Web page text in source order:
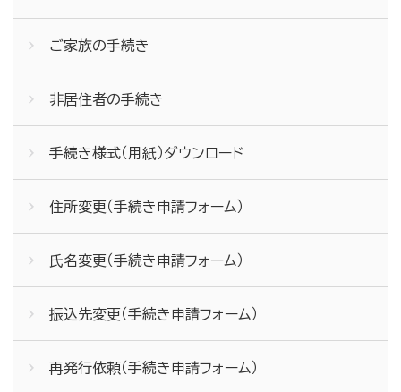
ご家族の手続き
非居住者の手続き
手続き様式（用紙）ダウンロード
住所変更（手続き申請フォーム）
氏名変更（手続き申請フォーム）
振込先変更（手続き申請フォーム）
再発行依頼（手続き申請フォーム）